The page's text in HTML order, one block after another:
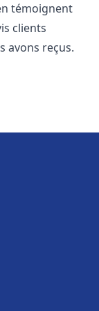
témoignent
clients
avons reçus.